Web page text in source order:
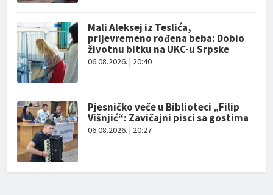
Mali Aleksej iz Teslića,
prijevremeno rođena beba: Dobio
životnu bitku na UKC-u Srpske
06.08.2026. | 20:40
Pjesničko veče u Biblioteci „Filip
Višnjić“: Zavičajni pisci sa gostima
06.08.2026. | 20:27